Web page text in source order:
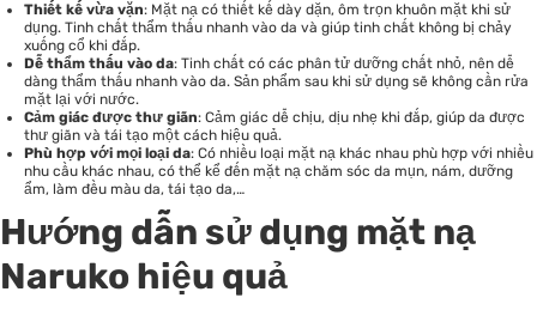
Thiết kế vừa vặn: Mặt nạ có thiết kế dày dặn, ôm trọn khuôn mặt khi sử
dụng. Tinh chất thẩm thấu nhanh vào da và giúp tinh chất không bị chảy
xuống cổ khi đắp.
Dễ thẩm thấu vào da: Tinh chất có các phân tử dưỡng chất nhỏ, nên dễ
dàng thẩm thấu nhanh vào da. Sản phẩm sau khi sử dụng sẽ không cần rửa
mặt lại với nước.
Cảm giác được thư giãn: Cảm giác dễ chịu, dịu nhẹ khi đắp, giúp da được
thư giãn và tái tạo một cách hiệu quả.
Phù hợp với mọi loại da: Có nhiều loại mặt nạ khác nhau phù hợp với nhiều
nhu cầu khác nhau, có thể kể đến mặt nạ chăm sóc da mụn, nám, dưỡng
ẩm, làm đều màu da, tái tạo da,…
Hướng dẫn sử dụng mặt nạ
Naruko hiệu quả